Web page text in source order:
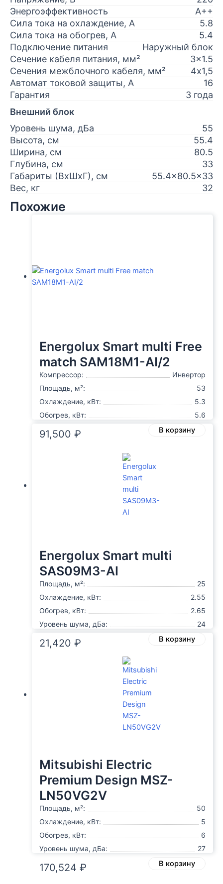
Энергоэффективность
A++
Сила тока на охлаждение, А
5.8
Сила тока на обогрев, А
5.4
Подключение питания
Наружный блок
Сечение кабеля питания, мм²
3x1.5
Сечения межблочного кабеля, мм²
4х1,5
Автомат токовой защиты, А
16
Гарантия
3 года
Внешний блок
Уровень шума, дБа
55
Высота, см
55.4
Ширина, см
80.5
Глубина, см
33
Габариты (ВхШхГ), см
55.4x80.5x33
Вес, кг
32
Похожие
Energolux Smart multi Free
match SAM18M1-AI/2
Компрессор:
Инвертор
Площадь, м²:
53
Охлаждение, кВт:
5.3
Обогрев, кВт:
5.6
91,500 ₽ В корзину
Energolux Smart multi
SAS09M3-AI
Площадь, м²:
25
Охлаждение, кВт:
2.55
Обогрев, кВт:
2.65
Уровень шума, дБа:
24
21,420 ₽ В корзину
Mitsubishi Electric
Premium Design MSZ-
LN50VG2V
Площадь, м²:
50
Охлаждение, кВт:
5
Обогрев, кВт:
6
Уровень шума, дБа:
27
170,524 ₽ В корзину